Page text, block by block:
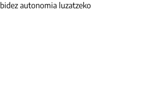
autonomia luzatzeko